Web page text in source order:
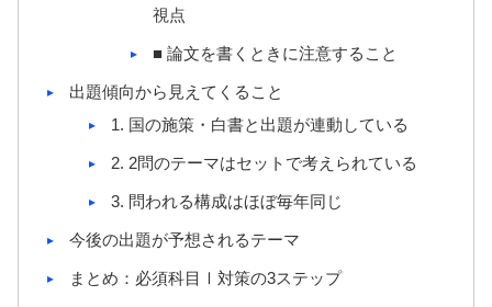
視点
■ 論文を書くときに注意すること
出題傾向から見えてくること
1. 国の施策・白書と出題が連動している
2. 2問のテーマはセットで考えられている
3. 問われる構成はほぼ毎年同じ
今後の出題が予想されるテーマ
まとめ：必須科目Ⅰ対策の3ステップ